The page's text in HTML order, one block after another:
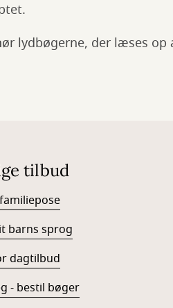
lydbøgerne, der læses
tilbud
barns sprog
dagtilbud
- bestil bøger